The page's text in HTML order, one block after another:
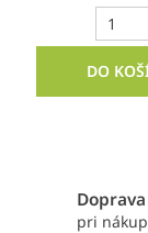
DO
pri